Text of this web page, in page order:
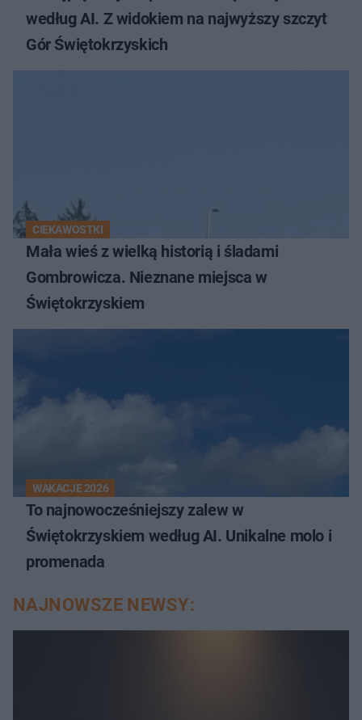
według AI. Z widokiem na najwyższy szczyt
Gór Świętokrzyskich
CIEKAWOSTKI
Mała wieś z wielką historią i śladami
Gombrowicza. Nieznane miejsca w
Świętokrzyskiem
WAKACJE 2026
To najnowocześniejszy zalew w
Świętokrzyskiem według AI. Unikalne molo i
promenada
NAJNOWSZE NEWSY: